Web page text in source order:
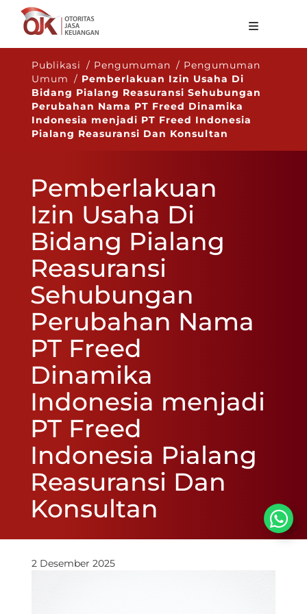
Tentang OJK
Fungsi Utama
Publikasi
Regulasi
Layanan
Karir
ID
Publikasi / Pengumuman / Pengumuman
Umum / Pemberlakuan Izin Usaha Di
Bidang Pialang Reasuransi Sehubungan
Perubahan Nama PT Freed Dinamika
Indonesia menjadi PT Freed Indonesia
Pialang Reasuransi Dan Konsultan
Pemberlakuan
Izin Usaha Di
Bidang Pialang
Reasuransi
Sehubungan
Perubahan Nama
PT Freed
Dinamika
Indonesia menjadi
PT Freed
Indonesia Pialang
Reasuransi Dan
Konsultan
2 Desember 2025